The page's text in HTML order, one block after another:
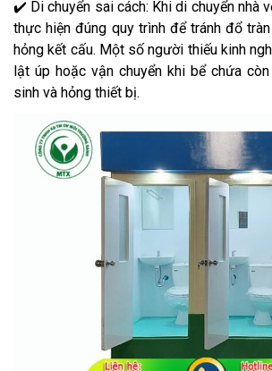
✔️ Di chuyển sai cách: Khi di chuyển nhà
thực hiện đúng quy trình để tránh đổ
hỏng kết cấu. Một số người thiếu kinh
lật úp hoặc vận chuyển khi bể chứa
sinh và hỏng thiết bị.